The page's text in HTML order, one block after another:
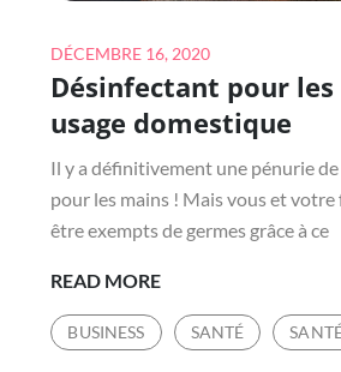
Posted
on
DÉCEMBRE 16, 2020
Désinfectant pour les
usage domestique
Il y a définitivement une pénurie
pour les mains ! Mais vous et
être exempts de germes grâce à ce
READ MOREDÉSINFECTANT
POUR
LES
BUSINESS SANTÉ